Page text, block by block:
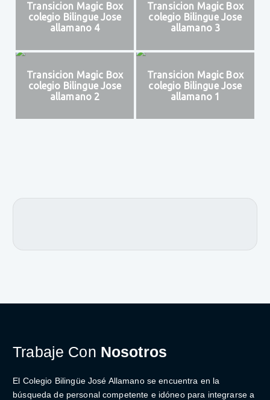
Transicion Magic Box
colegio Bilingue Jose
allamano 4
Transicion Magic Box
colegio Bilingue Jose
allamano 3
Transicion Magic Box
colegio Bilingue Jose
allamano 2
Transicion Magic Box
colegio Bilingue Jose
allamano 1
Trabaje Con Nosotros
El Colegio Bilingüe José Allamano se encuentra en la
búsqueda de personal competente e idóneo para integrarse a